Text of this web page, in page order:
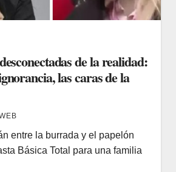
de la realidad:
las caras de la
entre la burrada y el papelón
Básica Total para una familia